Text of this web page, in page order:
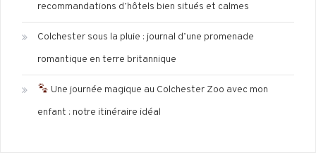
recommandations d’hôtels bien situés et calmes
Colchester sous la pluie : journal d’une promenade
romantique en terre britannique
Une journée magique au Colchester Zoo avec mon
enfant : notre itinéraire idéal